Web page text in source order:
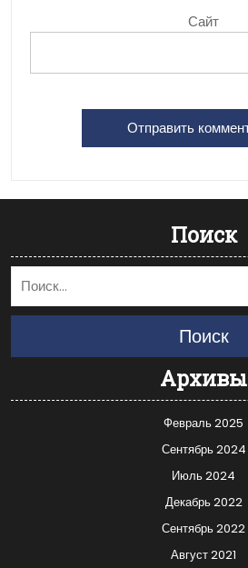
Сайт
Поиск
Поиск
Архивы
Февраль 2025
Сентябрь 2024
Июль 2024
Декабрь 2022
Сентябрь 2022
Август 2021